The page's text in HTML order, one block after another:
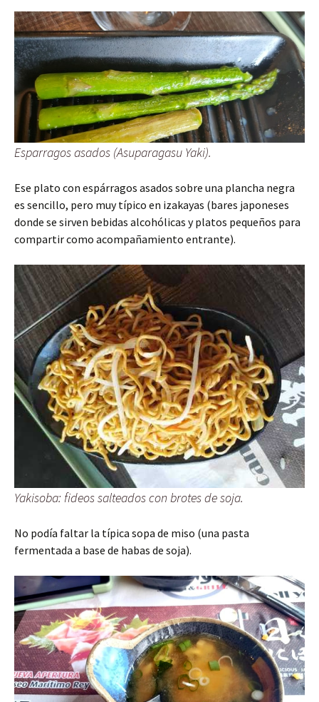
Esparragos asados (Asuparagasu Yaki).
Ese plato con espárragos asados sobre una plancha negra
es sencillo, pero muy típico en izakayas (bares japoneses
donde se sirven bebidas alcohólicas y platos pequeños para
compartir como acompañamiento entrante).
Yakisoba: fideos salteados con brotes de soja.
No podía faltar la típica sopa de miso (una pasta
fermentada a base de habas de soja).